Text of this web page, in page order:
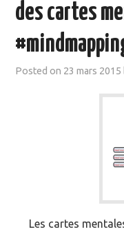
des cartes
Posted on 23 mars 2015
Les cartes